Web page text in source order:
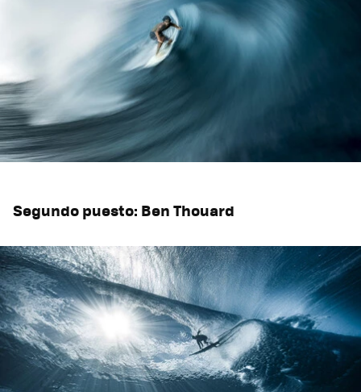
Segundo puesto: Ben Thouard